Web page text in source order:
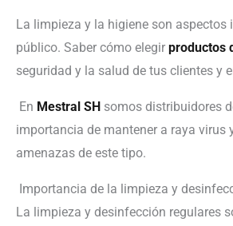
La limpieza y la higiene son
público. Saber cómo elegir productos
seguridad y la salud de tus clientes y
En Mestral SH somos distribuidores
importancia de mantener a raya virus
amenazas de este tipo.
Importancia de la limpieza y
La limpieza y desinfección regulares